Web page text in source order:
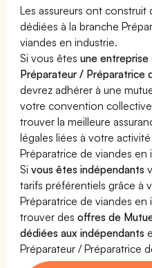
Les assureurs ont
dédiées à la branche
viandes en industrie.
Si vous êtesune
Préparateur / Préparatrice
devrez adhérer à une
votre convention
trouver la meilleure
légales liées à votre
Préparatrice de viandes en
Sivous êtes indépendants
tarifs préférentiels grâce à
Préparatrice de viandes
trouver desoffres de
dédiées aux indépendants
Préparateur / Préparatrice